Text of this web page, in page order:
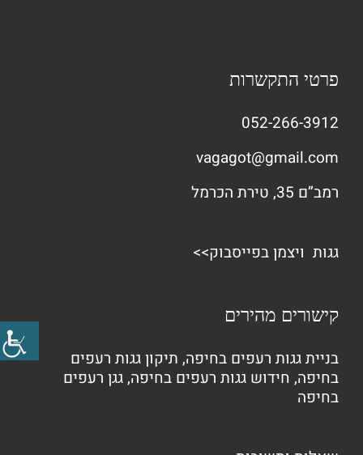
פרטי התקשרות
052-266-3912
vagagot@gmail.com
רמב”ם 35, טירת הכרמל
גגות ויצמן בפייסבוק>>
קישורים מהירים
בניית גגות רעפים בחיפה, תיקון גגות רעפים
בחיפה, חידוש גגות רעפים בחיפה,גגן רעפים
בחיפה